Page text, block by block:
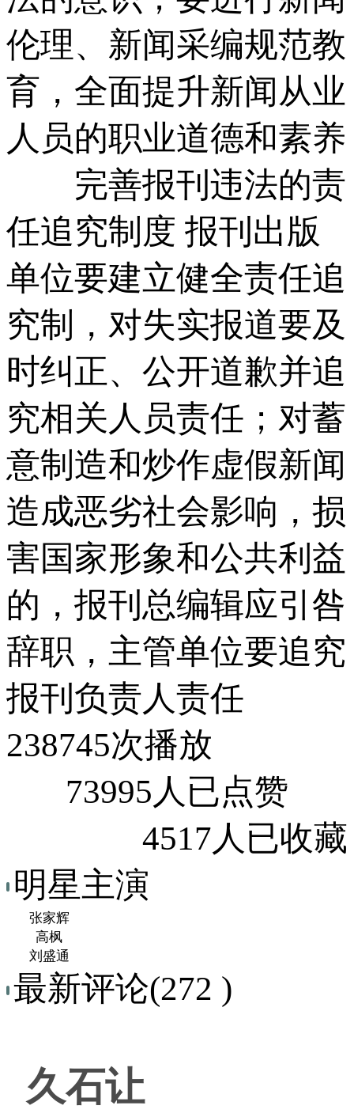
伦理、新闻采编规范教
育，全面提升新闻从业
人员的职业道德和素养
完善报刊违法的责
任追究制度 报刊出版
单位要建立健全责任追
究制，对失实报道要及
时纠正、公开道歉并追
究相关人员责任；对蓄
意制造和炒作虚假新闻
造成恶劣社会影响，损
害国家形象和公共利益
的，报刊总编辑应引咎
辞职，主管单位要追究
报刊负责人责任
238745次播放
73995人已点赞
4517人已收藏
明星主演
张家辉
高枫
刘盛通
最新评论(272 )
久石让